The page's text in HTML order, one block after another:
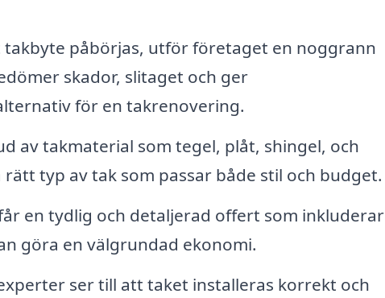
påbörjas, utför företaget en noggrann
skador, slitaget och ger
för en takrenovering.
av takmaterial som tegel, plåt, shingel, och
typ av tak som passar både stil och budget.
en tydlig och detaljerad offert som inkluderar
göra en välgrundad ekonomi.
ser till att taket installeras korrekt och